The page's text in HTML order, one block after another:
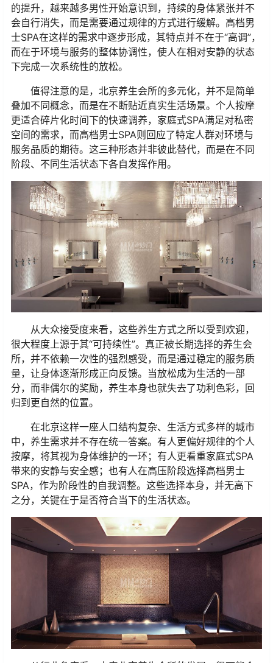
的提升，越来越多男性开始意识到，持续的身体紧张并不
会自行消失，而是需要通过规律的方式进行缓解。高档男
士SPA在这样的需求中逐步形成，其特点并不在于“高调”，
而在于环境与服务的整体协调性，使人在相对安静的状态
下完成一次系统性的放松。
值得注意的是，北京养生会所的多元化，并不是简单
叠加不同概念，而是在不断贴近真实生活场景。个人按摩
更适合碎片化时间下的快速调养，家庭式SPA满足对私密
空间的需求，而高档男士SPA则回应了特定人群对环境与
服务品质的期待。这三种形态并非彼此替代，而是在不同
阶段、不同生活状态下各自发挥作用。
从大众接受度来看，这些养生方式之所以受到欢迎，
很大程度上源于其“可持续性”。真正被长期选择的养生会
所，并不依赖一次性的强烈感受，而是通过稳定的服务质
量，让身体逐渐形成正向反馈。当放松成为生活的一部
分，而非偶尔的奖励，养生本身也就失去了功利色彩，回
归到更自然的位置。
在北京这样一座人口结构复杂、生活方式多样的城市
中，养生需求并不存在统一答案。有人更偏好规律的个人
按摩，将其视为身体维护的一环；有人更看重家庭式SPA
带来的安静与安全感；也有人在高压阶段选择高档男士
SPA，作为阶段性的自我调整。这些选择本身，并无高下
之分，关键在于是否符合当下的生活状态。